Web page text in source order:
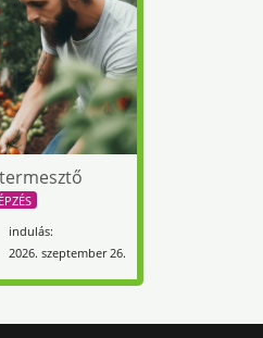
indulás:
2026. szeptember 26.